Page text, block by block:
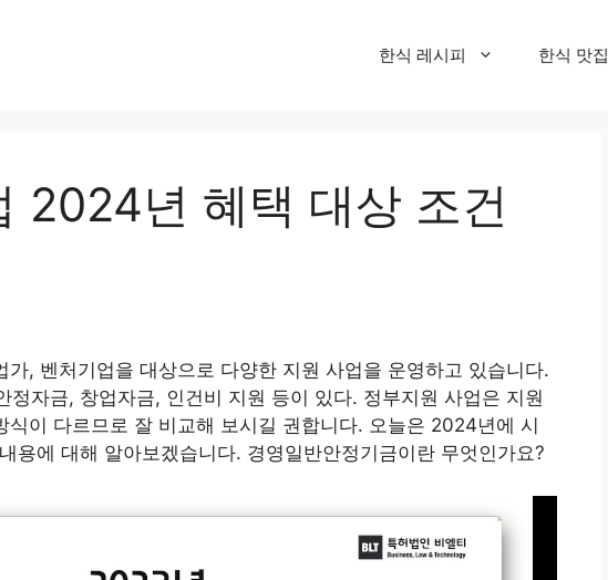
한식 레시피 한식 맛집
2024년 혜택 대상 조건
가, 벤처기업을 대상으로 다양한 지원 사업을 운영하고 있습니다.
정자금, 창업자금, 인건비 지원 등이 있다. 정부지원 사업은 지원
식이 다르므로 잘 비교해 보시길 권합니다. 오늘은 2024년에 시
용에 대해 알아보겠습니다. 경영일반안정기금이란 무엇인가요?